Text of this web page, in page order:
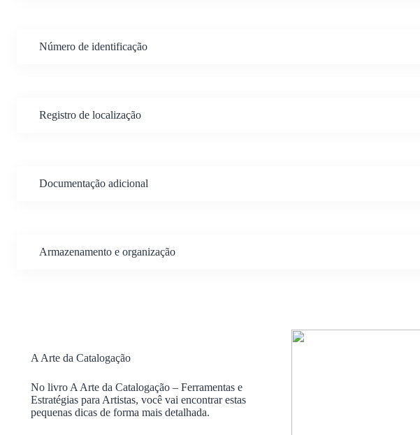
Número de identificação
Registro de localização
Documentação adicional
Armazenamento e organização
A Arte da Catalogação
No livro A Arte da Catalogação – Ferramentas e
Estratégias para Artistas, você vai encontrar estas
pequenas dicas de forma mais detalhada.